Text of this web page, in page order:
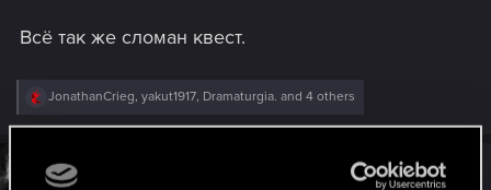
Всё так же сломан квест.
R
a
t
i
JonathanCrieg, yakut1917, Dramaturgia. and 4 others